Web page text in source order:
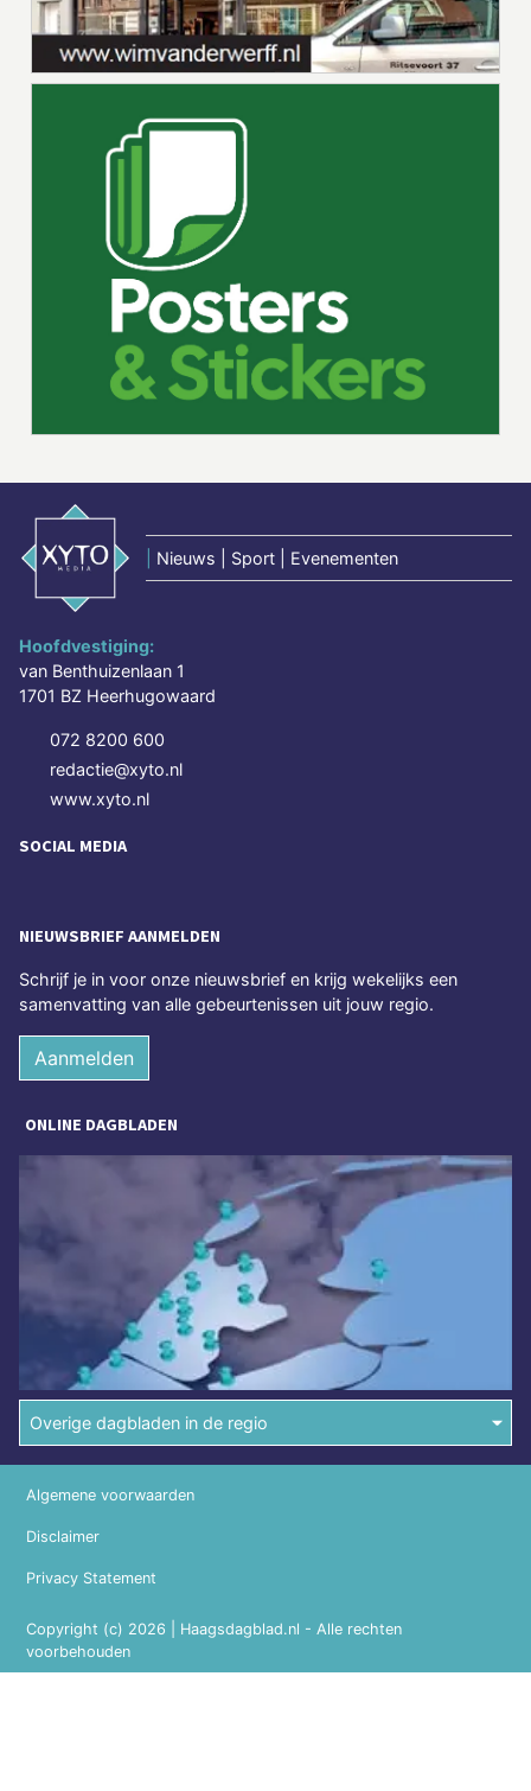
Nieuws | Sport | Evenementen
Hoofdvestiging:
van Benthuizenlaan 1
1701 BZ Heerhugowaard
072 8200 600
redactie@xyto.nl
www.xyto.nl
SOCIAL MEDIA
NIEUWSBRIEF AANMELDEN
Schrijf je in voor onze nieuwsbrief en krijg wekelijks een
samenvatting van alle gebeurtenissen uit jouw regio.
Aanmelden
ONLINE DAGBLADEN
Overige dagbladen in de regio
Copyright (c) 2026 | Haagsdagblad.nl - Alle rechten
voorbehouden
Algemene voorwaarden
Disclaimer
Privacy Statement